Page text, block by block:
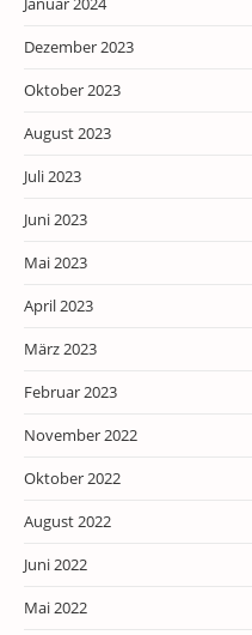
Dezember 2023
Oktober 2023
August 2023
Juli 2023
Juni 2023
Mai 2023
April 2023
März 2023
Februar 2023
November 2022
Oktober 2022
August 2022
Juni 2022
Mai 2022